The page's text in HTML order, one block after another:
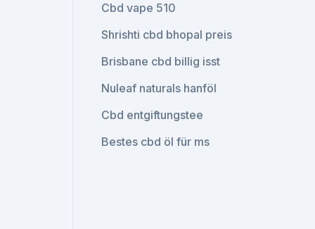
Cbd vape 510
Shrishti cbd bhopal preis
Brisbane cbd billig isst
Nuleaf naturals hanföl
Cbd entgiftungstee
Bestes cbd öl für ms